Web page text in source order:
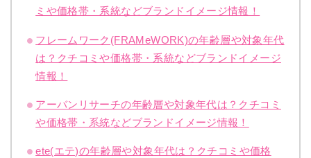
ミや価格帯・系統などブランドイメージ情報！
フレームワーク(FRAMeWORK)の年齢層や対象年代
は？クチコミや価格帯・系統などブランドイメージ
情報！
アーバンリサーチの年齢層や対象年代は？クチコミ
や価格帯・系統などブランドイメージ情報！
ete(エテ)の年齢層や対象年代は？クチコミや価格